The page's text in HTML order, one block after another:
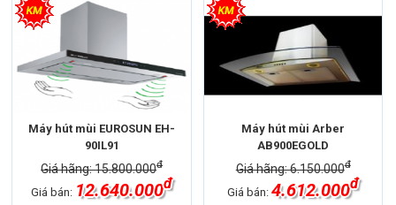
Máy hút mùi EUROSUN EH-
90IL91
Giá hãng: 15.800.000đ
Giá bán: 12.640.000đ
Máy hút mùi Arber
AB900EGOLD
Giá hãng: 6.150.000đ
Giá bán:4.612.000đ